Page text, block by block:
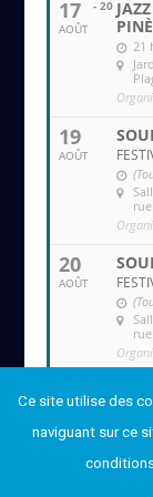
17
AOÛT
- 20
21
19
AOÛT
20
AOÛT
Ce site utilise des
naviguant sur ce